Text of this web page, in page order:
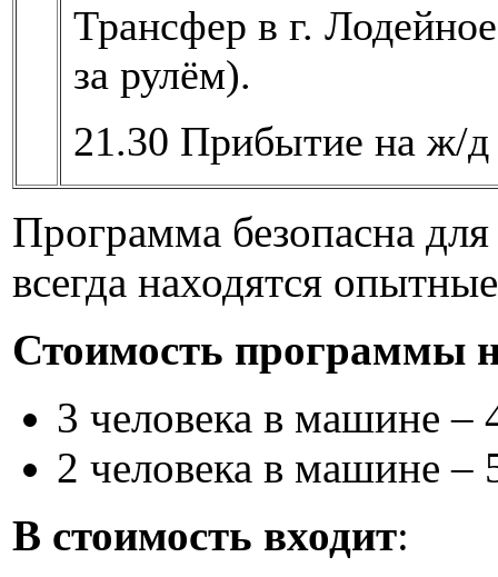
Трансфер в г.
за рулём).
21.30 Прибытие на ж/д
Программа безопасна
всегда находятся
Стоимость программы
3 человека в машине –
2 человека в машине –
В стоимость входит: